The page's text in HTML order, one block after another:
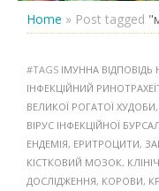
Home » Post tagged
#TAGS ІМУННА
ІНФЕКЦІЙНИЙ
ВЕЛИКОЇ РОГАТОЇ ХУДОБИ,
ВІРУС ІНФЕКЦІЙНОЇ
ЕНДЕМІЯ, ЕРИТРОЦИТИ,
КІСТКОВИЙ МОЗОК,
ДОСЛІДЖЕННЯ, КОРОВИ,